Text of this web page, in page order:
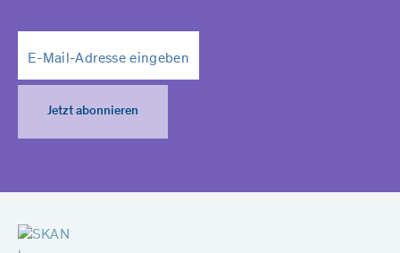
Jetzt abonnieren